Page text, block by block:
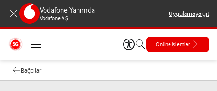
Vodafone Yanımda
Vodafone A.Ş.
Uygulamaya git
Online işlemler
Bağcılar